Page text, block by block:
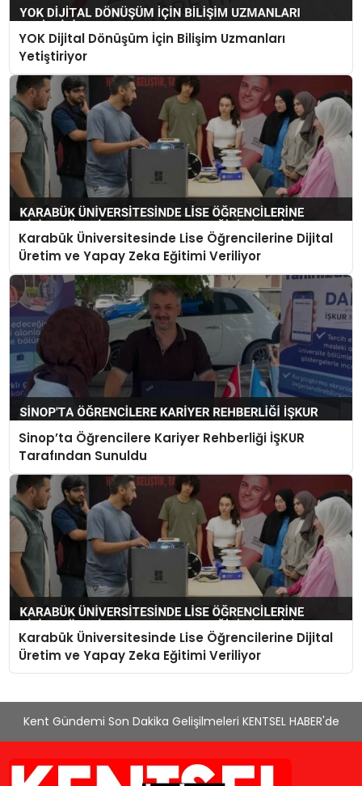
YOK Dijital Dönüşüm İçin Bilişim Uzmanları
Yetiştiriyor
Karabük Üniversitesinde Lise Öğrencilerine Dijital
Üretim ve Yapay Zeka Eğitimi Veriliyor
Sinop’ta Öğrencilere Kariyer Rehberliği İŞKUR
Tarafından Sunuldu
Karabük Üniversitesinde Lise Öğrencilerine Dijital
Üretim ve Yapay Zeka Eğitimi Veriliyor
Kent Gündemi Son Dakika Gelişilmeleri KENTSEL HABER'de